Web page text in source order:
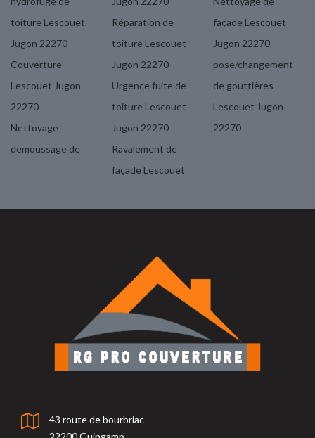
toiture Lescouet
Jugon 22270
Couverture
Lescouet Jugon
22270
Nettoyage
demoussage de
Réparation de
toiture Lescouet
Jugon 22270
Urgence fuite de
toiture Lescouet
Jugon 22270
Ravalement de
façade Lescouet
façade Lescouet
Jugon 22270
pose/changement
de gouttières
Lescouet Jugon
22270
43 route de bourbriac